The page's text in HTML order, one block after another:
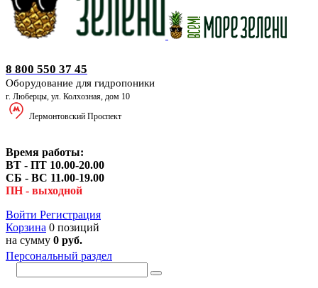
8 800 550 37 45
Оборудование для гидропоники
г. Люберцы, ул. Колхозная, дом 10
Лермонтовский Проспект
Время работы:
ВТ - ПТ 10.00-20.00
СБ - ВС 11.00-19.00
ПН - выходной
Войти Регистрация
Корзина 0 позиций
на сумму 0 руб.
Персональный раздел